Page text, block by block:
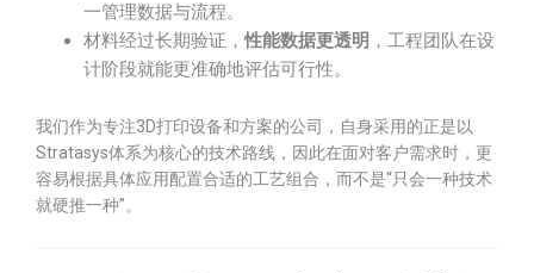
一管理数据与流程。
材料经过长期验证，性能数据更透明 ，工程团队在设
计阶段就能更准确地评估可行性。
我们作为专注3D打印设备和方案的公司，自身采用的正是以
Stratasys体系为核心的技术路线，因此在面对客户需求时，更
容易根据具体应用配置合适的工艺组合，而不是“只会一种技术
就硬推一种”。